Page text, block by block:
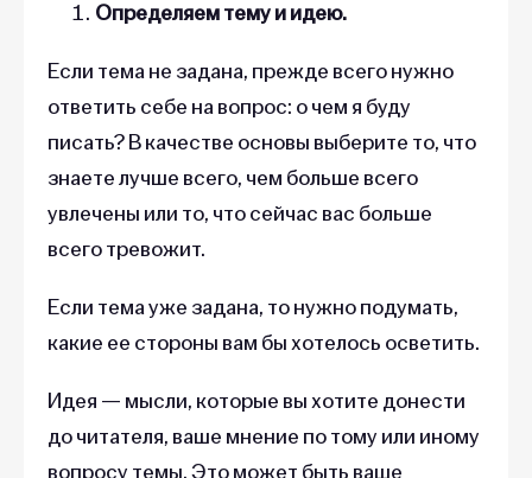
Определяем тему и идею.
Если тема не задана, прежде всего нужно
ответить себе на вопрос: о чем я буду
писать? В качестве основы выберите то, что
знаете лучше всего, чем больше всего
увлечены или то, что сейчас вас больше
всего тревожит.
Если тема уже задана, то нужно подумать,
какие ее стороны вам бы хотелось осветить.
Идея — мысли, которые вы хотите донести
до читателя, ваше мнение по тому или иному
вопросу темы. Это может быть ваше